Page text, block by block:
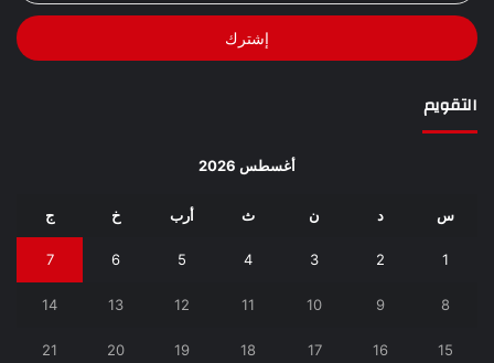
الإلكتروني
التقويم
أغسطس 2026
س د ن ث أرب خ ج
1
2
3
4
5
6
7
8
9
10
11
12
13
14
15
16
17
18
19
20
21